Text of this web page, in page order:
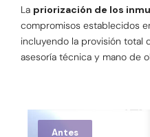
La priorización de los
compromisos establecidos
incluyendo la provisión total
asesoría técnica y mano de
Antes